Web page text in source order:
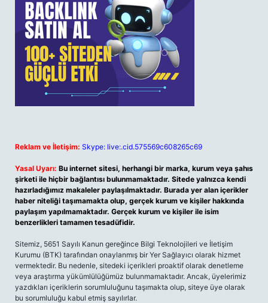
Reklam ve İletişim: Skype: live:.cid.575569c608265c69
Yasal Uyarı: Bu internet sitesi, herhangi bir marka, kurum veya şahıs
şirketi ile hiçbir bağlantısı bulunmamaktadır. Sitede yalnızca kendi
hazırladığımız makaleler paylaşılmaktadır. Burada yer alan içerikler
haber niteliği taşımamakta olup, gerçek kurum ve kişiler hakkında
paylaşım yapılmamaktadır. Gerçek kurum ve kişiler ile isim
benzerlikleri tamamen tesadüfidir.
Sitemiz, 5651 Sayılı Kanun gereğince Bilgi Teknolojileri ve İletişim
Kurumu (BTK) tarafından onaylanmış bir Yer Sağlayıcı olarak hizmet
vermektedir. Bu nedenle, sitedeki içerikleri proaktif olarak denetleme
veya araştırma yükümlülüğümüz bulunmamaktadır. Ancak, üyelerimiz
yazdıkları içeriklerin sorumluluğunu taşımakta olup, siteye üye olarak
bu sorumluluğu kabul etmiş sayılırlar.